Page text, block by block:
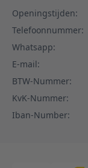
Openingstijden:
Telefoonnummer:
Whatsapp:
E-mail:
BTW-Nummer:
KvK-Nummer:
Iban-Number: